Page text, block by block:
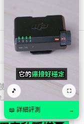
用
政
每 35 秒自
🎵 ⛶
📖 詳細評測 →